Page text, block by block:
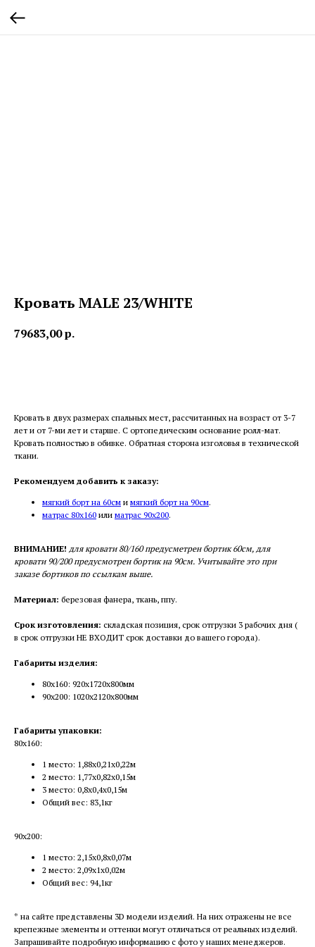
Кровать MALE 23/WHITE
79683,00р.
Кровать в двух размерах спальных мест, рассчитанных на возраст от 3-7
лет и от 7-ми лет и старше. С ортопедическим основание ролл-мат.
Кровать полностью в обивке. Обратная сторона изголовья в технической
ткани.
Рекомендуем добавить к заказу:
мягкий борт на 60см и мягкий борт на 90см.
матрас 80х160 или матрас 90х200.
ВНИМАНИЕ! для кровати 80/160 предусметрен бортик 60см, для
кровати 90/200 предусмотрен бортик на 90см. Учитывайте это при
заказе бортиков по ссылкам выше.
Материал: березовая фанера, ткань, ппу.
Срок изготовления: складская позиция, срок отгрузки 3 рабочих дня (
в срок отгрузки НЕ ВХОДИТ срок доставки до вашего города).
Габариты изделия:
80х160: 920х1720х800мм
90х200: 1020х2120х800мм
Габариты упаковки:
80х160:
1 место: 1,88х0,21х0,22м
2 место: 1,77х0,82х0,15м
3 место: 0,8х0,4х0,15м
Общий вес: 83,1кг
90х200:
1 место: 2,15х0,8х0,07м
2 место: 2,09х1х0,02м
Общий вес: 94,1кг
* на сайте представлены 3D модели изделий. На них отражены не все
крепежные элементы и оттенки могут отличаться от реальных изделий.
Запрашивайте подробную информацию с фото у наших менеджеров.